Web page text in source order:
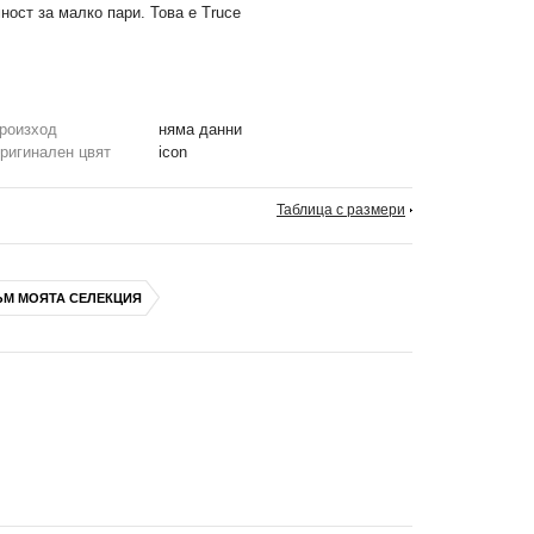
за малко пари. Това е Truce
(Burton Snowboards)
е необходим инструмент.
инструмент
няма данни
цвят icon
Таблица с размери
МОЯТА СЕЛЕКЦИЯ